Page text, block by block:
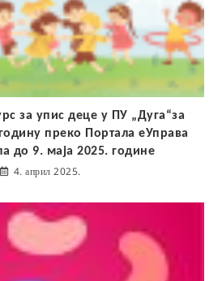
за упис деце у ПУ „Дуга“за
преко Портала еУправа
до 9. маја 2025. године
4. април 2025.